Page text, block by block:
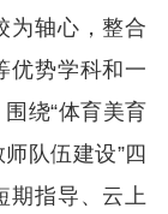
为轴心，整合
优势学科和一
绕“体育美育
队伍建设”四
期指导、云上